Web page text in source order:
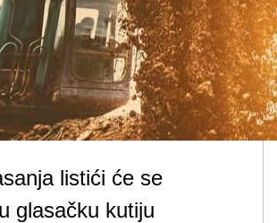
listići će se
glasačku kutiju